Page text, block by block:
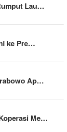
Lau…
ke Pre…
Ap…
Me…